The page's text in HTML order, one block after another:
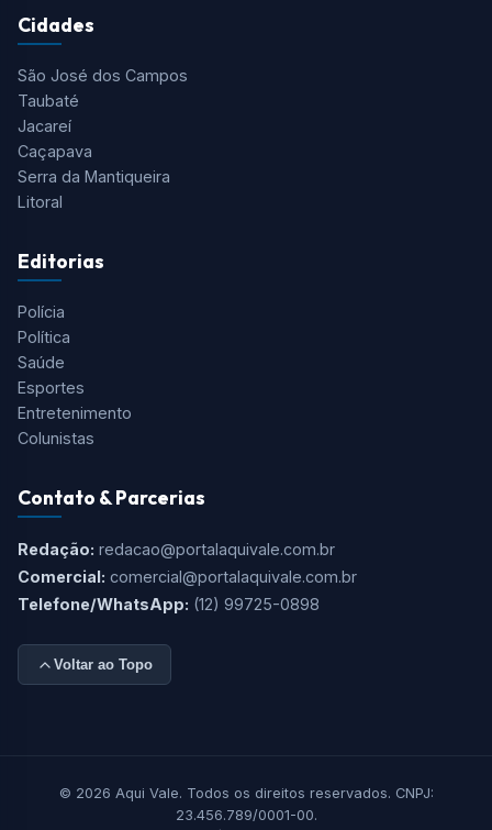
Cidades
São José dos Campos
Taubaté
Jacareí
Caçapava
Serra da Mantiqueira
Litoral
Editorias
Polícia
Política
Saúde
Esportes
Entretenimento
Colunistas
Contato & Parcerias
Redação: redacao@portalaquivale.com.br
Comercial: comercial@portalaquivale.com.br
Telefone/WhatsApp: (12) 99725-0898
Voltar ao Topo
© 2026 Aqui Vale. Todos os direitos reservados. CNPJ:
23.456.789/0001-00.